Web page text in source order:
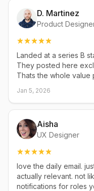
D. Martinez
Product
Landed at a series B
They posted here
Thats the whole value
Jan 5, 2026
Aisha
UX Designer
love the daily email.
actually relevant. not
notifications for roles